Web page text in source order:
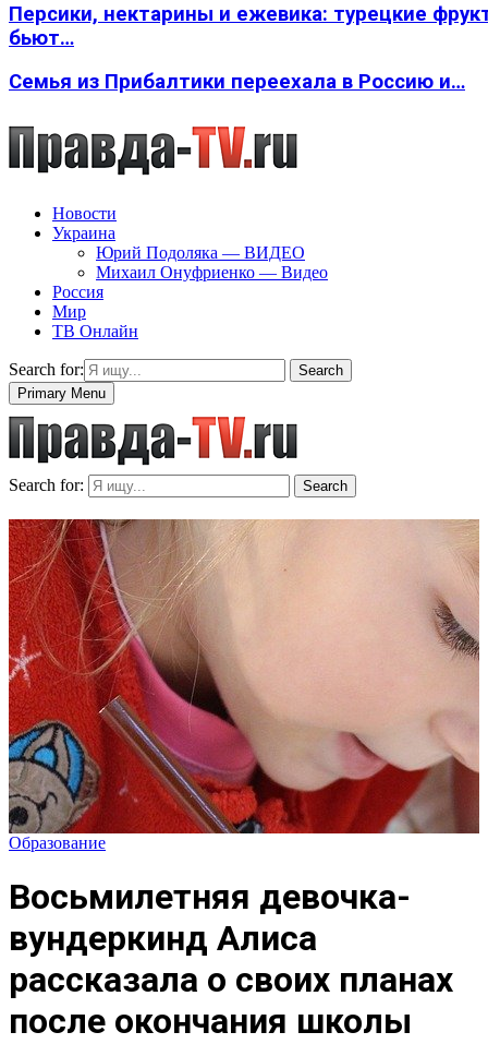
Персики, нектарины и ежевика: турецкие
бьют…
Семья из Прибалтики переехала в Россию и…
Новости
Украина
Юрий Подоляка — ВИДЕО
Михаил Онуфриенко — Видео
Россия
Мир
ТВ Онлайн
Search for:
Search
Primary Menu
Search for: Search
Образование
Восьмилетняя девочка-
вундеркинд Алиса
рассказала о своих планах
после окончания школы